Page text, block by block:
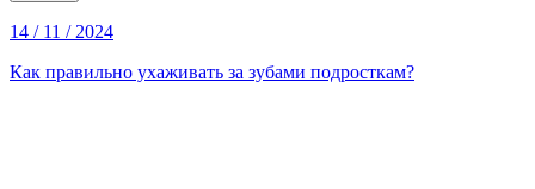
14 / 11 / 2024
Как правильно ухаживать за зубами подросткам?